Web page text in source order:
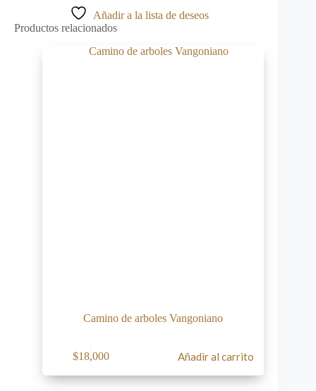
Añadir a la lista de deseos
Productos relacionados
Camino de arboles Vangoniano
$18,000 Añadir al carrito